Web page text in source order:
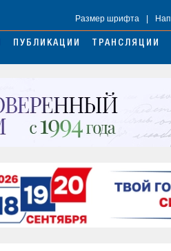
Размер шрифта
ПУБЛИКАЦИИ ТРАНСЛЯЦИИ